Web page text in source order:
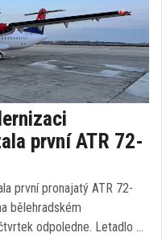
první ATR 72-
první pronajatý ATR 72-
bělehradském
odpoledne. Letadlo …